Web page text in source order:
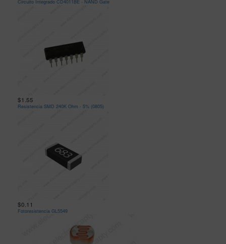
Circuito Integrado CD4011BE - NAND Gate
$1.55
Resistencia SMD 240K Ohm - 5% (0805)
$0.11
Fotoresistencia GL5549